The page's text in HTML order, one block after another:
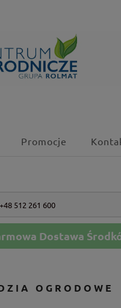
Promocje
+48 512 261 600
Dostawa
OGRODOWE